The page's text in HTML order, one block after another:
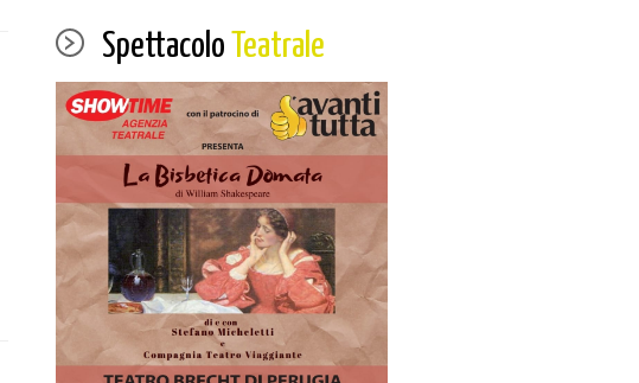
Spettacolo Teatrale